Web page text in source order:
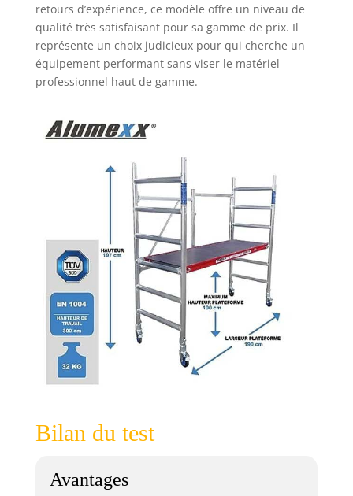
retours d’expérience, ce modèle offre un niveau de
qualité très satisfaisant pour sa gamme de prix. Il
représente un choix judicieux pour qui cherche un
équipement performant sans viser le matériel
professionnel haut de gamme.
Bilan du test
Avantages